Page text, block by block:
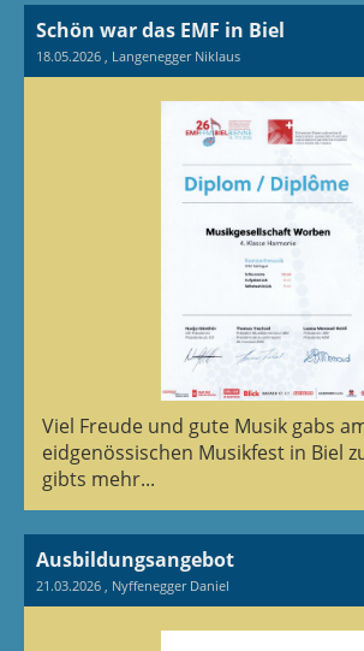
Schön war das EMF in Biel
18.05.2026 , Langenegger Niklaus
Viel Freude und gute Musik gabs
eidgenössischen Musikfest in Biel
gibts mehr...
Ausbildungsangebot
21.03.2026 , Nyffenegger Daniel